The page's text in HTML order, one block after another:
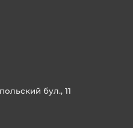
бул., 11